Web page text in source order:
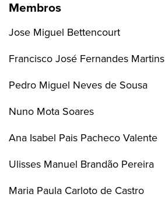
Membros
Jose Miguel Bettencourt
Francisco José Fernandes Martins
Pedro Miguel Neves de Sousa
Nuno Mota Soares
Ana Isabel Pais Pacheco Valente
Ulisses Manuel Brandão Pereira
Maria Paula Carloto de Castro